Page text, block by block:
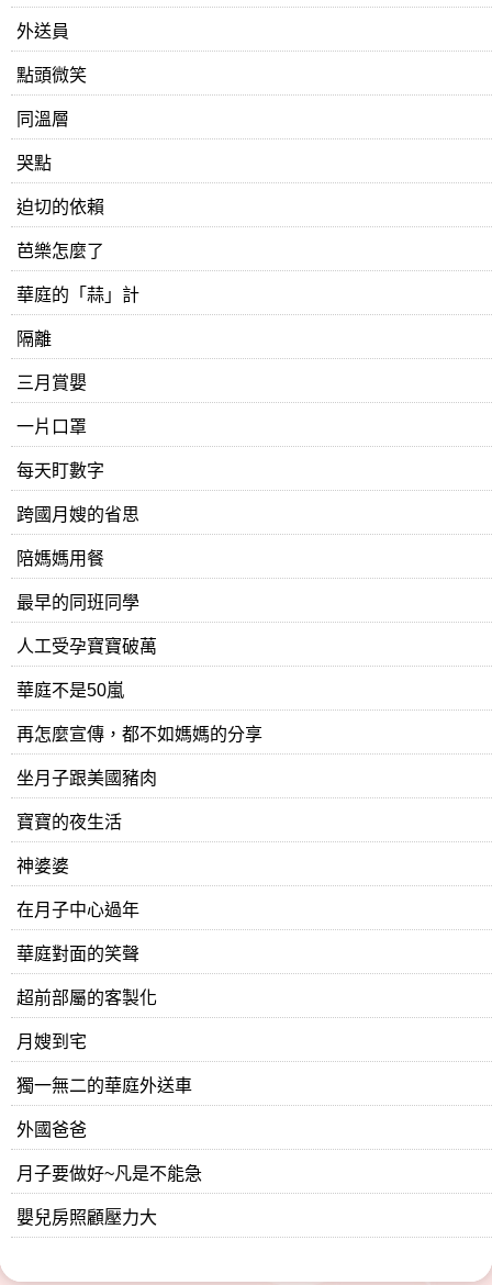
外送員
點頭微笑
同溫層
哭點
迫切的依賴
芭樂怎麼了
華庭的「蒜」計
隔離
三月賞嬰
一片口罩
每天盯數字
跨國月嫂的省思
陪媽媽用餐
最早的同班同學
人工受孕寶寶破萬
華庭不是50嵐
再怎麼宣傳，都不如媽媽的分享
坐月子跟美國豬肉
寶寶的夜生活
神婆婆
在月子中心過年
華庭對面的笑聲
超前部屬的客製化
月嫂到宅
獨一無二的華庭外送車
外國爸爸
月子要做好~凡是不能急
嬰兒房照顧壓力大